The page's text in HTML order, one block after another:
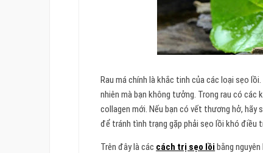
Rau má chính là khắc tinh của các loại sẹo
nhiên mà bạn không tưởng. Trong rau có
collagen mới. Nếu bạn có vết thương hở, hãy
để tránh tình trạng gặp phải sẹo lồi khó điều
Trên đây là các cách trị sẹo lồibằng